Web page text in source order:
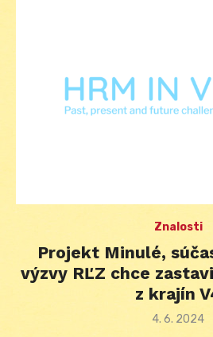
Znalosti
Projekt Minulé,
výzvy RĽZ chce
z krajín
Posted
4. 6. 2024